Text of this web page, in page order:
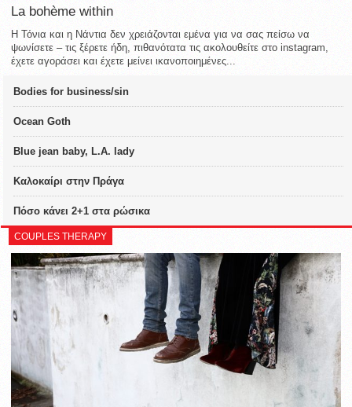
La bohème within
Η Τόνια και η Νάντια δεν χρειάζονται εμένα για να σας πείσω να
ψωνίσετε – τις ξέρετε ήδη, πιθανότατα τις ακολουθείτε στο instagram,
έχετε αγοράσει και έχετε μείνει ικανοποιημένες...
Bodies for business/sin
Ocean Goth
Blue jean baby, L.A. lady
Καλοκαίρι στην Πράγα
Πόσο κάνει 2+1 στα ρώσικα
COUPLES THERAPY